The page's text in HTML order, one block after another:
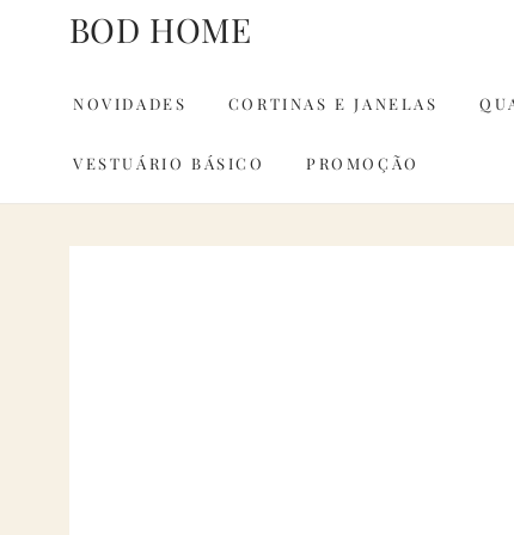
IR PARA O
CONTEÚDO
BOD HOME
NOVIDADES CORTINAS E JANELAS
VESTUÁRIO BÁSICO PROMOÇÃO